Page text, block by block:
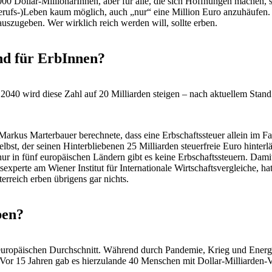
)Leben kaum möglich, auch „nur“ eine Million Euro
Wer wirklich reich werden will, sollte erben.
für ErbInnen?
wird diese Zahl auf 20 Milliarden steigen – nach aktuellem
Marterbauer berechnete, dass eine Erbschaftssteuer allein im
der seinen Hinterbliebenen 25 Milliarden steuerfreie Euro
in fünf europäischen Ländern gibt es keine Erbschaftssteuern.
am Wiener Institut für Internationale Wirtschaftsvergleiche,
erben übrigens gar nichts.
Durchschnitt. Während durch Pandemie, Krieg und
15 Jahren gab es hierzulande 40 Menschen mit Dollar-Milliarden-